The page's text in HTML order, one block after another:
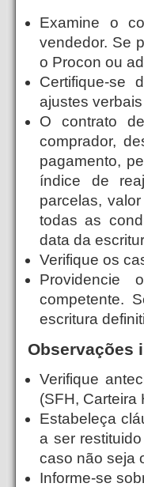
Examine o
vendedor. Se
o Procon ou
Certifique-se
ajustes
O contrato
comprador,
pagamento,
índice de
parcelas,
todas as
data da
Verifique os
Providencie
competente.
escritura
Observações
Verifique
(SFH, Carteira
Estabeleça
a ser
caso não seja
Informe-se